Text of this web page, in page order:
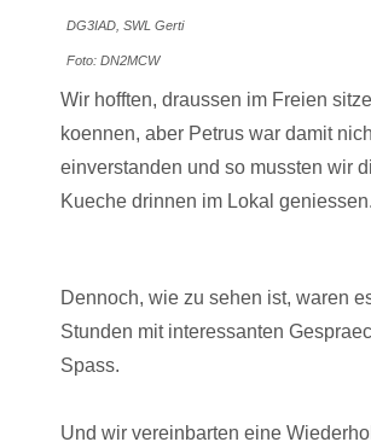
DG3IAD, SWL Gerti
Foto: DN2MCW
Wir hofften, draussen im Freien
koennen, aber Petrus war damit
einverstanden und so mussten wir
Kueche drinnen im Lokal geniessen.
Dennoch, wie zu sehen ist, waren
Stunden mit interessanten
Spass.
Und wir vereinbarten eine